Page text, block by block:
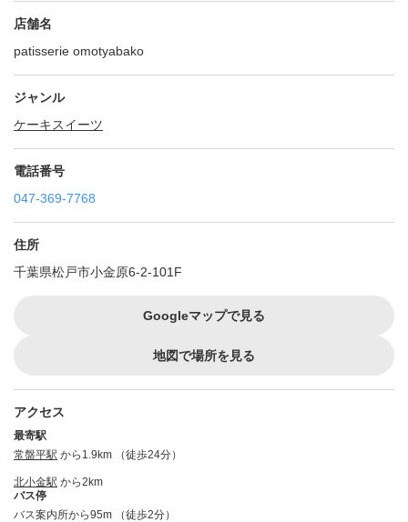
店舗名
patisserie omotyabako
ジャンル
ケーキスイーツ
電話番号
047-369-7768
住所
千葉県松戸市小金原6-2-101F
Googleマップで見る
地図で場所を見る
アクセス
最寄駅
常盤平駅 から1.9km （徒歩24分）
北小金駅 から2km
バス停
バス案内所から95m （徒歩2分）